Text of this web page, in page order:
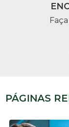
PÁGINAS